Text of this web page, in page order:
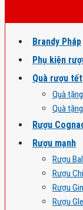
Brandy Pháp
Phụ kiện
Quà rượu tết
Quà
Quà
Rượu
Rượu mạnh
Rượu
Rượu
Rượu Gin
Rượu